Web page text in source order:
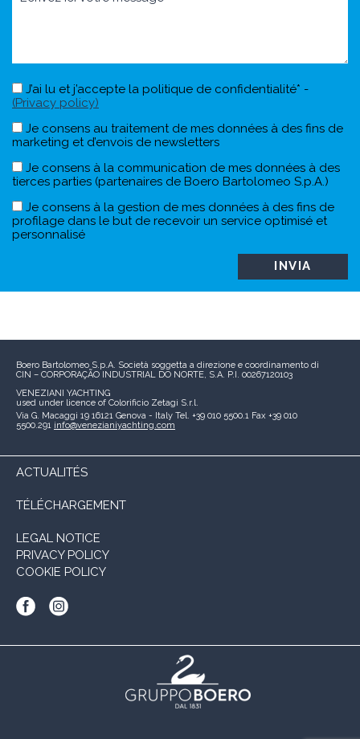
J’ai lu et j’accepte la politique de confidentialité* -
(Privacy policy)
Je consens au traitement de mes données à des fins de
marketing et d’envois de newsletters
Je consens à la communication de mes données à des
tierces parties (partenaires de Boero Bartolomeo S.p.A.)
Je consens à la gestion de mes données à des fins de
profilage dans le but de recevoir un service optimisé et
personnalisé
Boero Bartolomeo S.p.A. Società soggetta a direzione e coordinamento di
CIN – CORPORAÇÃO INDUSTRIAL DO NORTE, S.A. P.I. 00267120103
VENEZIANI YACHTING
used under licence of Colorificio Zetagi S.r.l.
Via G. Macaggi 19 16121 Genova - Italy Tel. +39 010 5500.1 Fax +39 010
5500.291 info@venezianiyachting.com
ACTUALITÉS
TÉLÉCHARGEMENT
LEGAL NOTICE
PRIVACY POLICY
COOKIE POLICY